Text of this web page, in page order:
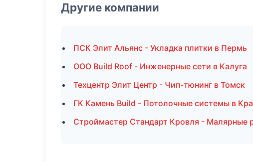
Другие компании
ПСК Элит Альянс - Укладка плитки в Пермь
ООО Build Roof - Инженерные сети в Калуга
Техцентр Элит Центр - Чип-тюнинг в Томск
ГК Камень Build - Потолочные системы в
Строймастер Стандарт Кровля - Малярные